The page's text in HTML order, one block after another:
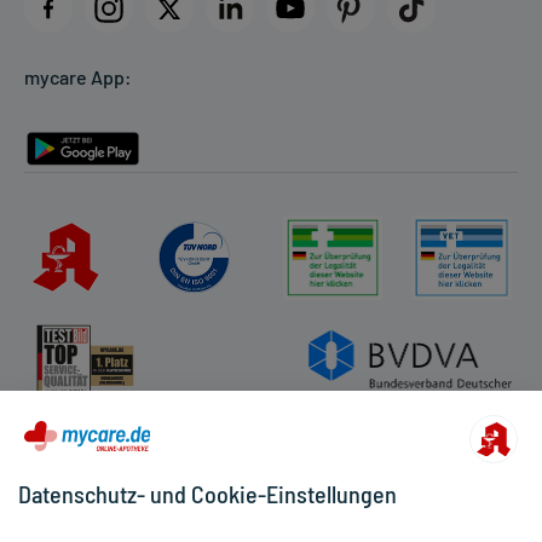
Datenschutz
Rückgabe/Widerruf
mycare App:
Datenschutz- und Cookie-Einstellungen